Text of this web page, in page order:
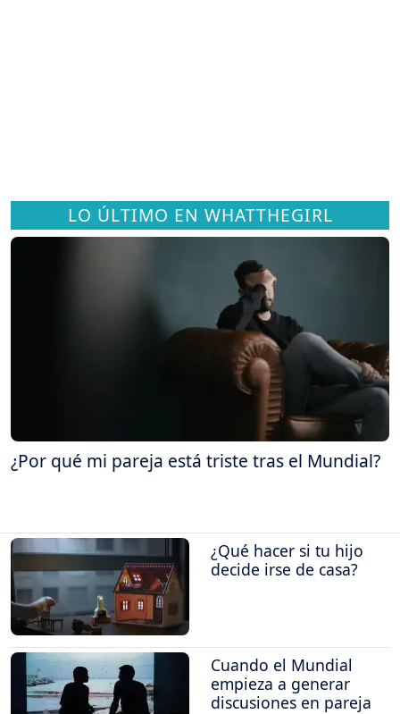
LO ÚLTIMO EN WHATTHEGIRL
¿Por qué mi pareja está triste tras el Mundial?
¿Qué hacer si tu hijo
decide irse de casa?
Cuando el Mundial
empieza a generar
discusiones en pareja